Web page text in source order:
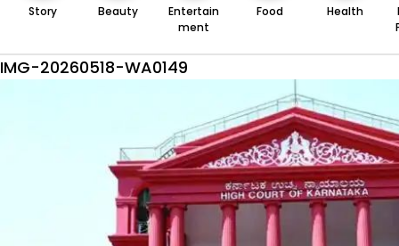
Story Beauty
Entertain
ment
Food Health
IMG-20260518-WA0149